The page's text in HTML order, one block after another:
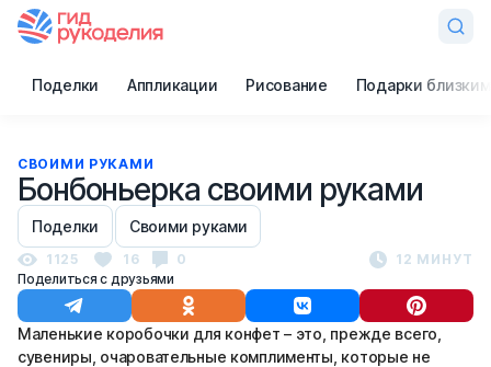
Поделки Аппликации Рисование Подарки близким
СВОИМИ РУКАМИ
Бонбоньерка своими руками
Поделки Своими руками
1125 16 0
12 МИНУТ
Поделиться с друзьями
Маленькие коробочки для конфет – это, прежде всего,
сувениры, очаровательные комплименты, которые не